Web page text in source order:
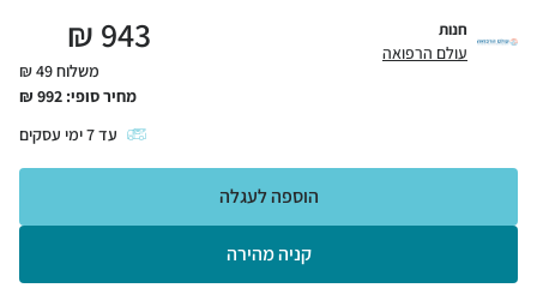
חנות
עולם הרפואה 943
₪
משלוח 49 ₪
מחיר סופי: 992
₪
עד7ימי עסקים
קניה מהירה
הוספה לעגלה